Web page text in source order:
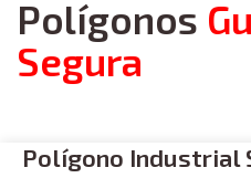
Polígonos
Segura
Polígono Industrial